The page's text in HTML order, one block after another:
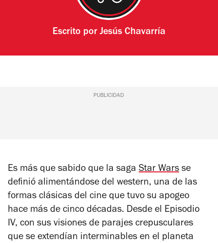
Escrito por Jesús Chavarría
PUBLICIDAD
Es más que sabido que la saga Star Wars se
definió alimentándose del western, una de las
formas clásicas del cine que tuvo su apogeo
hace más de cinco décadas. Desde el Episodio
IV, con sus visiones de parajes crepusculares
que se extendían interminables en el planeta